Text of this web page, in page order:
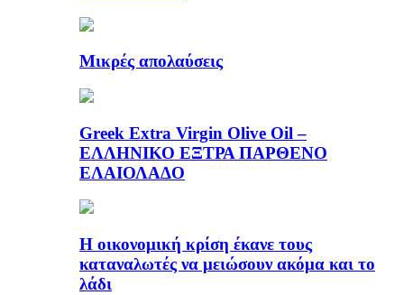
Μικρές απολαύσεις
Greek Extra Virgin Olive Oil –
ΕΛΛΗΝΙΚΟ ΕΞΤΡΑ ΠΑΡΘΕΝΟ
ΕΛΑΙΟΛΑΔΟ
Η οικονομική κρίση έκανε τους
καταναλωτές να μειώσουν ακόμα και το
λάδι